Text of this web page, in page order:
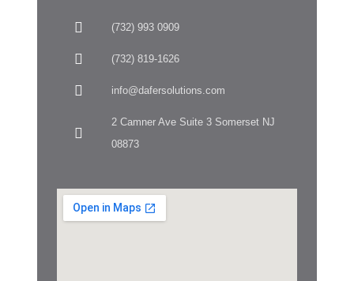
(732) 993 0909
(732) 819-1626
info@dafersolutions.com
2 Camner Ave Suite 3 Somerset NJ
08873